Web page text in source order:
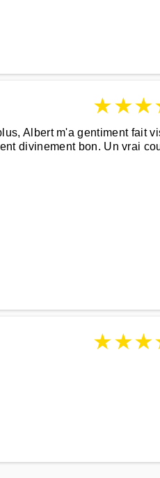
★★★
Albert m'a gentiment fait
divinement bon. Un vrai
★★★